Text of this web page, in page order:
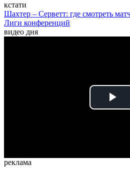
кстати
Шахтер – Серветт: где смотреть
Лиги конференций
видео дня
реклама